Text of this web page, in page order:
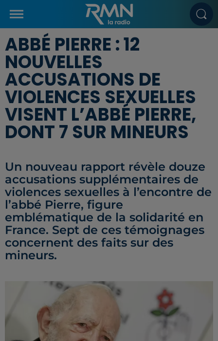
ABBÉ PIERRE : 12
NOUVELLES
ACCUSATIONS DE
VIOLENCES SEXUELLES
VISENT L’ABBÉ PIERRE,
DONT 7 SUR MINEURS
Un nouveau rapport révèle douze
accusations supplémentaires de
violences sexuelles à l’encontre de
l’abbé Pierre, figure
emblématique de la solidarité en
France. Sept de ces témoignages
concernent des faits sur des
mineurs.